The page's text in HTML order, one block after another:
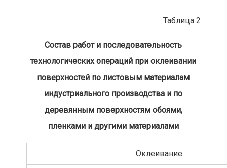
Таблица 2
Состав работ и последовательность
технологических операций при оклеивании
поверхностей по листовым материалам
индустриального производства и по
деревянным поверхностям обоями,
пленками и другими материалами
Оклеивание